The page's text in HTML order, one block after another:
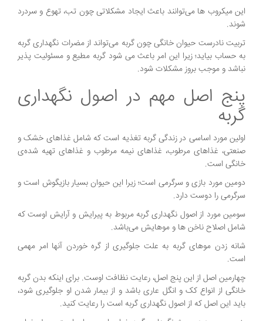
این میکروب ها می‌توانند باعث ایجاد مشکلاتی چون تب، تهوع و سردرد
شوند.
تربیت نادرست حیوان خانگی چون گربه می‌تواند از مضرات نگهداری گربه
به حساب بیاید؛ زیرا این امر باعث می شود گربه مطیع و مسئولیت پذیر
نباشد و موجب بروز مشکلات شود.
پنج اصل مهم در اصول نگهداری
گربه
اولین مورد اساسی در زندگی گربه تغذیه است که شامل غذاهای خشک و
صنعتی، غذاهای مرطوب، غذاهای نیمه مرطوب و غذاهای تهیه شده‌ی
خانگی است.
دومین مورد بازی و سرگرمی است؛ زیرا این حیوان بسیار بازیگوش است و
سرگرمی را دوست دارد.
سومین مورد از اصول نگهداری گربه مربوط به پیرایش و آرایش اوست که
شامل اصلاح ناخن ها و موهایش می‌باشد.
شانه زدن موهای گربه به علت جلوگیری از گره خوردن آنها امر مهمی
است.
چهارمین اصل از این پنج اصل، رعایت نظافت اوست. برای اینکه بدن گربه
خانگی از انواع کک و انگل عاری باشد و از بیمار شدن او جلوگیری شود،
باید این اصل که از اصول نگهداری گربه است را رعایت کنید.